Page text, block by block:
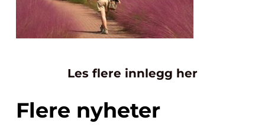
Les flere innlegg her
Flere nyheter